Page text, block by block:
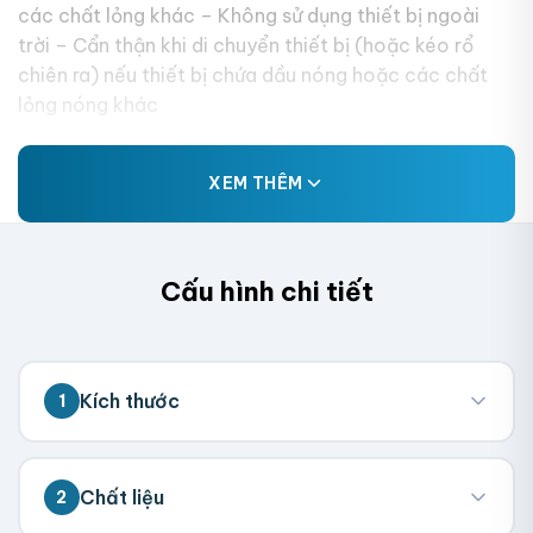
các chất lỏng khác – Không sử dụng thiết bị ngoài
trời – Cẩn thận khi di chuyển thiết bị (hoặc kéo rổ
chiên ra) nếu thiết bị chứa dầu nóng hoặc các chất
lỏng nóng khác
XEM THÊM
Cấu hình chi tiết
1 Kích thước
💡 Đo kích thước bên trong hộp (nơi chứa
sản phẩm). Chúng tôi sẽ tính toán kích
2 Chất liệu